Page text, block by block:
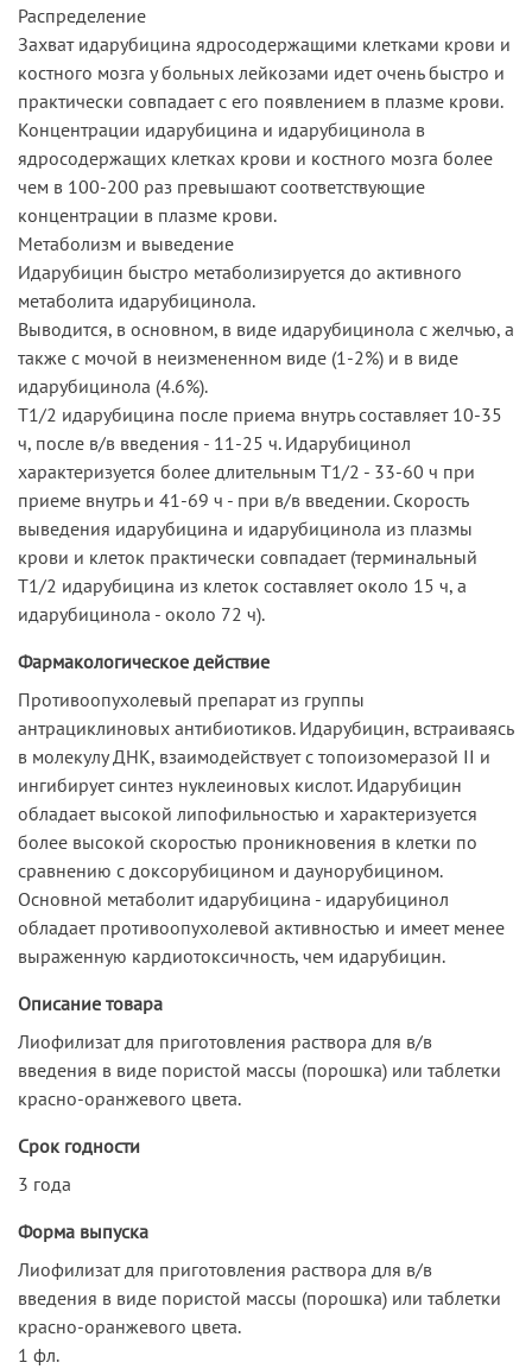
Распределение
Захват идарубицина ядросодержащими клетками крови и
костного мозга у больных лейкозами идет очень быстро и
практически совпадает с его появлением в плазме крови.
Концентрации идарубицина и идарубицинола в
ядросодержащих клетках крови и костного мозга более
чем в 100-200 раз превышают соответствующие
концентрации в плазме крови.
Метаболизм и выведение
Идарубицин быстро метаболизируется до активного
метаболита идарубицинола.
Выводится, в основном, в виде идарубицинола с желчью, а
также с мочой в неизмененном виде (1-2%) и в виде
идарубицинола (4.6%).
Т1/2 идарубицина после приема внутрь составляет 10-35
ч, после в/в введения - 11-25 ч. Идарубицинол
характеризуется более длительным Т1/2 - 33-60 ч при
приеме внутрь и 41-69 ч - при в/в введении. Скорость
выведения идарубицина и идарубицинола из плазмы
крови и клеток практически совпадает (терминальный
Т1/2 идарубицина из клеток составляет около 15 ч, а
идарубицинола - около 72 ч).
Фармакологическое действие
Противоопухолевый препарат из группы
антрациклиновых антибиотиков. Идарубицин, встраиваясь
в молекулу ДНК, взаимодействует с топоизомеразой II и
ингибирует синтез нуклеиновых кислот. Идарубицин
обладает высокой липофильностью и характеризуется
более высокой скоростью проникновения в клетки по
сравнению с доксорубицином и даунорубицином.
Основной метаболит идарубицина - идарубицинол
обладает противоопухолевой активностью и имеет менее
выраженную кардиотоксичность, чем идарубицин.
Описание товара
Лиофилизат для приготовления раствора для в/в
введения в виде пористой массы (порошка) или таблетки
красно-оранжевого цвета.
Срок годности
3 года
Форма выпуска
Лиофилизат для приготовления раствора для в/в
введения в виде пористой массы (порошка) или таблетки
красно-оранжевого цвета.
1 фл.